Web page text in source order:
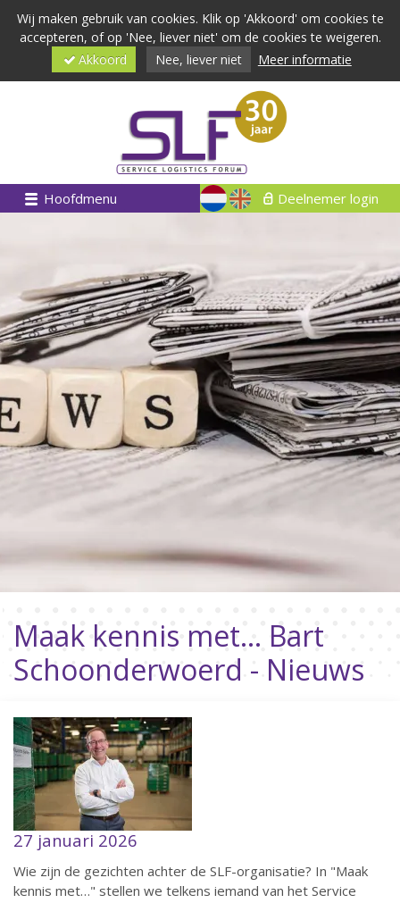
Wij maken gebruik van cookies. Klik op 'Akkoord' om cookies te
accepteren, of op 'Nee, liever niet' om de cookies te weigeren.
Akkoord
Nee, liever niet Meer informatie
Hoofdmenu Deelnemer login
Maak kennis met... Bart
Schoonderwoerd - Nieuws
27 januari 2026
Wie zijn de gezichten achter de SLF-organisatie? In "Maak
kennis met…" stellen we telkens iemand van het Service